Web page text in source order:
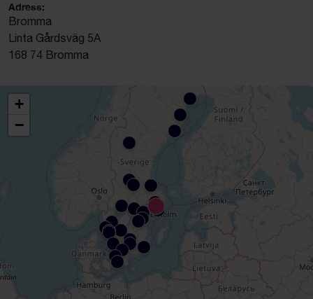
Adress:
Bromma
Linta Gårdsväg 5A
168 74 Bromma
+
−